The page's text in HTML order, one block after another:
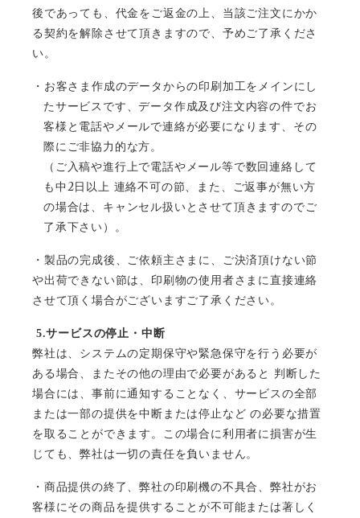
後であっても、代金をご返金の上、当該ご注文にかか
る契約を解除させて頂きますので、予めご了承くださ
い。
・お客さま作成のデータからの印刷加工をメインにし
たサービスです、データ作成及び注文内容の件でお
客様と電話やメールで連絡が必要になります、その
際にご非協力的な方。
（ご入稿や進行上で電話やメール等で数回連絡して
も中 2 日以上 連絡不可の節、また、ご返事が無い方
の場合は、キャンセル扱いとさせて頂きますのでご
了承下さい）。
・製品の完成後、ご依頼主さまに、ご決済頂けない節
や出荷できない節は、印刷物の使用者さまに直接連絡
させて頂く場合がございますご了承ください。
5.サービスの停止・中断
弊社は、システムの定期保守や緊急保守を行う必要が
ある場合、またその他の理由で必要があると 判断した
場合には、事前に通知することなく、サービスの全部
または一部の提供を中断または停止など の必要な措置
を取ることができます。この場合に利用者に損害が生
じても、弊社は一切の責任を負いません。
・商品提供の終了、弊社の印刷機の不具合、弊社がお
客様にその商品を提供することが不可能または著しく